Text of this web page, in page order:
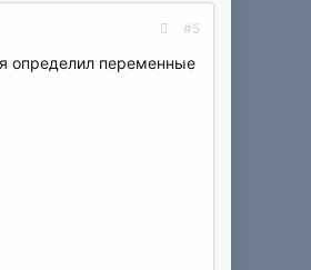
#5
определил переменные